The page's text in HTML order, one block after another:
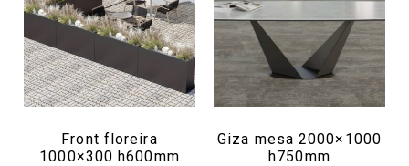
Front floreira
1000×300 h600mm
Giza mesa 2000×1000
h750mm